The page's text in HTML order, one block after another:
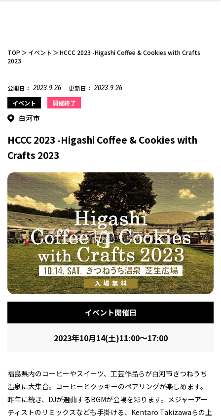
お酒 洋食 中華
和食 わんぱく 福島ローカルグル
メ
デート・友達と ひとりで アウトドア
温泉 体験 名所
レジャー・スポー 非日常 イベントレポート
美容アイテム エイジングケア メンズ
フィットネス・や
せたい
鍼灸・整体・リラ
クゼーション
まつ毛サロン
ファッション
スポーツ・アウト
ドア
ギフト・お土産 キッズ
インテリア 食品・酒 生活を彩るモノ
保険 病院・クリニック ペット
趣味・スキルアッ
プ
保育園・こども園 子どもの習い事・
塾
リフォーム・リノ
ベーション
自治体インフォ その他
TOP イベント
HCCC 2023 -Higashi Coffee & Cookies with Crafts
2023
公開日： 2023.9.26 更新日： 2023.9.26
イベント 開催終了
白河市
HCCC 2023 -Higashi Coffee & Cookies with
Crafts 2023
イベント開催日
2023年10月14(土)11:00～17:00
福島県内のコーヒーやスイーツ、工芸作品らが白河市きつねうち
温泉に大集合。コーヒーとクッキーのペアリングが楽しめます。
昨年に続き、DJが選曲するBGMが会場を彩ります。メジャーアー
ティストのリミックスなども手掛ける、Kentaro Takizawaらの上